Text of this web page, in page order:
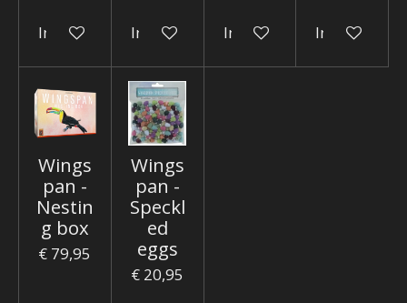
In winkelwagenIn winkelwagenIn winkelwagenIn
Wings
pan -
Nestin
g box
€ 79,95
Wings
pan -
Speckl
ed
eggs
€ 20,95